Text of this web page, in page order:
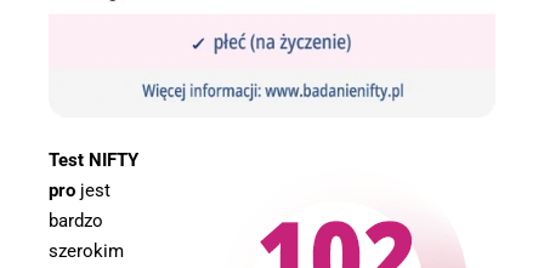
Test NIFTY
pro jest
bardzo
szerokim